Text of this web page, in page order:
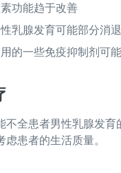
功能趋于改善
乳腺发育可能部分消退
的一些免疫抑制剂可
不全患者男性乳腺发育
虑患者的生活质量。